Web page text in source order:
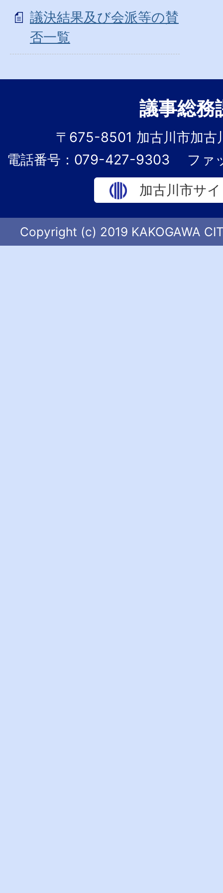
議決結果及び会派等の賛
否一覧
議事総務
〒675-8501 加古川市加古
電話番号：079-427-9303
ファ
加古川市サ
Copyright (c) 2019 KAKOGAWA